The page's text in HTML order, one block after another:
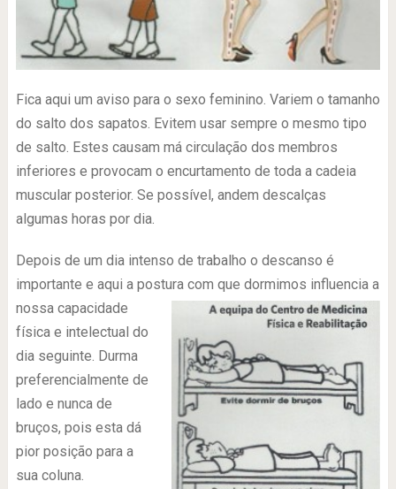
Fica aqui um aviso para o sexo feminino. Variem o tamanho
do salto dos sapatos. Evitem usar sempre o mesmo tipo
de salto. Estes causam má circulação dos membros
inferiores e provocam o encurtamento de toda a cadeia
muscular posterior. Se possível, andem descalças
algumas horas por dia.
Depois de um dia intenso de trabalho o descanso é
importante e aqui a postura com que dormimos influencia a
nossa capacidade
física e intelectual do
dia seguinte. Durma
preferencialmente de
lado e nunca de
bruços, pois esta dá
pior posição para a
sua coluna.